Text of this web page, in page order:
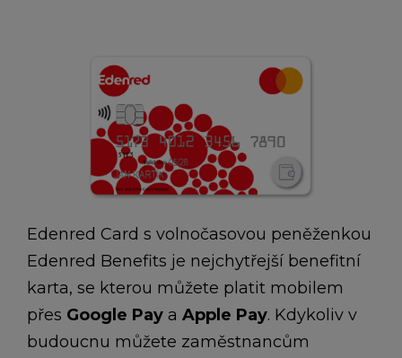
Edenred Card s volnočasovou peněženkou
Edenred Benefits je nejchytřejší benefitní
karta, se kterou můžete platit mobilem
přes Google Pay a Apple Pay. Kdykoliv v
budoucnu můžete zaměstnancům